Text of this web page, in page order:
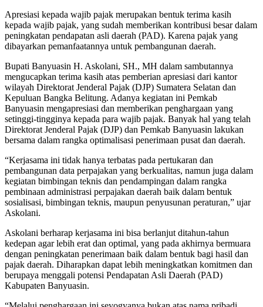
Apresiasi kepada wajib pajak merupakan bentuk terima kasih
kepada wajib pajak, yang sudah memberikan kontribusi besar dalam
peningkatan pendapatan asli daerah (PAD). Karena pajak yang
dibayarkan pemanfaatannya untuk pembangunan daerah.
Bupati Banyuasin H. Askolani, SH., MH dalam sambutannya
mengucapkan terima kasih atas pemberian apresiasi dari kantor
wilayah Direktorat Jenderal Pajak (DJP) Sumatera Selatan dan
Kepuluan Bangka Belitung. Adanya kegiatan ini Pemkab
Banyuasin mengapresiasi dan memberikan penghargaan yang
setinggi-tingginya kepada para wajib pajak. Banyak hal yang telah
Direktorat Jenderal Pajak (DJP) dan Pemkab Banyuasin lakukan
bersama dalam rangka optimalisasi penerimaan pusat dan daerah.
“Kerjasama ini tidak hanya terbatas pada pertukaran dan
pembangunan data perpajakan yang berkualitas, namun juga dalam
kegiatan bimbingan teknis dan pendampingan dalam rangka
pembinaan administrasi perpajakan daerah baik dalam bentuk
sosialisasi, bimbingan teknis, maupun penyusunan peraturan,” ujar
Askolani.
Askolani berharap kerjasama ini bisa berlanjut ditahun-tahun
kedepan agar lebih erat dan optimal, yang pada akhirnya bermuara
dengan peningkatan penerimaan baik dalam bentuk bagi hasil dan
pajak daerah. Diharapkan dapat lebih meningkatkan komitmen dan
berupaya menggali potensi Pendapatan Asli Daerah (PAD)
Kabupaten Banyuasin.